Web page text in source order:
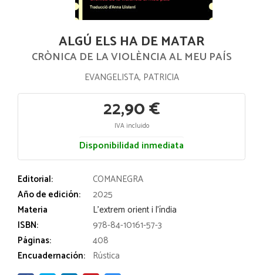
ALGÚ ELS HA DE MATAR
CRÒNICA DE LA VIOLÈNCIA AL MEU PAÍS
EVANGELISTA, PATRICIA
22,90 €
IVA incluido
Disponibilidad inmediata
Editorial:
COMANEGRA
Año de edición:
2025
Materia
L'extrem orient i l'índia
ISBN:
978-84-10161-57-3
Páginas:
408
Encuadernación: Rústica